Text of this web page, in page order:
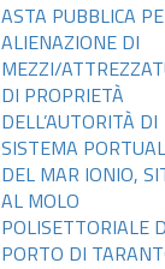
ASTA PUBBLICA
ALIENAZIONE DI
MEZZI/
DI PROPRIETÀ
DELL’AUTORITÀ DI
SISTEMA
DEL MAR IONIO,
AL MOLO
POLISETTORIALE
PORTO DI